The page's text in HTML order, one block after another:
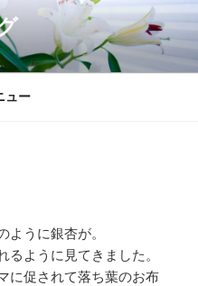
ュー
ように銀杏が。
るように見てきました。
に促されて落ち葉のお布